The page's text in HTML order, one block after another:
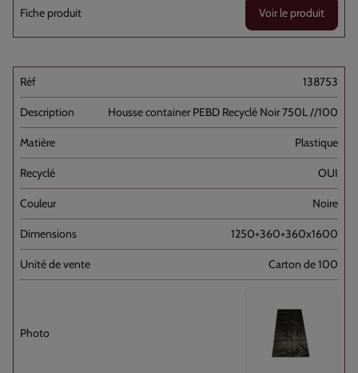
Voir le produit
138753
Housse container PEBD Recyclé Noir 750L //100
Plastique
OUI
Noire
1250+360+360x1600
Carton de 100